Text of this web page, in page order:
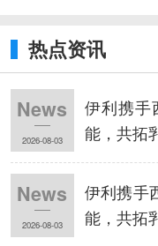
热点资讯
伊利携手
能，共拓
News
2026-08-03
伊利携手
能，共拓
News
2026-08-03